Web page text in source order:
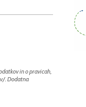
in o pravicah,
. Dodatna